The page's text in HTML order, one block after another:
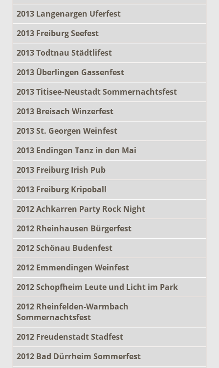
2013 Langenargen Uferfest
2013 Freiburg Seefest
2013 Todtnau Städtlifest
2013 Überlingen Gassenfest
2013 Titisee-Neustadt Sommernachtsfest
2013 Breisach Winzerfest
2013 St. Georgen Weinfest
2013 Endingen Tanz in den Mai
2013 Freiburg Irish Pub
2013 Freiburg Kripoball
2012 Achkarren Party Rock Night
2012 Rheinhausen Bürgerfest
2012 Schönau Budenfest
2012 Emmendingen Weinfest
2012 Schopfheim Leute und Licht im Park
2012 Rheinfelden-Warmbach
Sommernachtsfest
2012 Freudenstadt Stadfest
2012 Bad Dürrheim Sommerfest